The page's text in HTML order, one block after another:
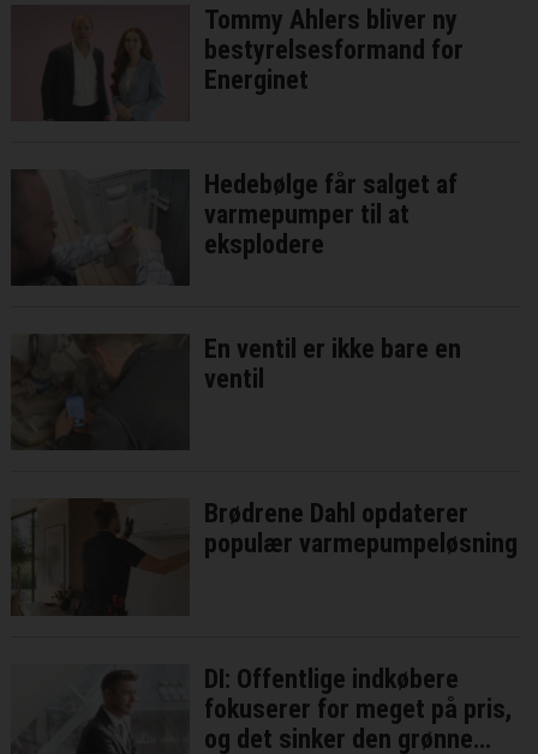
Tommy Ahlers bliver ny
bestyrelsesformand for
Energinet
Hedebølge får salget af
varmepumper til at
eksplodere
En ventil er ikke bare en
ventil
Brødrene Dahl opdaterer
populær varmepumpeløsning
DI: Offentlige indkøbere
fokuserer for meget på pris,
og det sinker den grønne